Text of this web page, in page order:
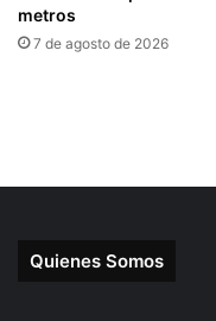
Quienes Somos